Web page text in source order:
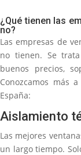
¿Qué tienen las
no?
Las empresas de
no tienen. Se
buenos precios,
Conozcamos más
España:
Aislamiento
Las mejores
un largo tiempo.